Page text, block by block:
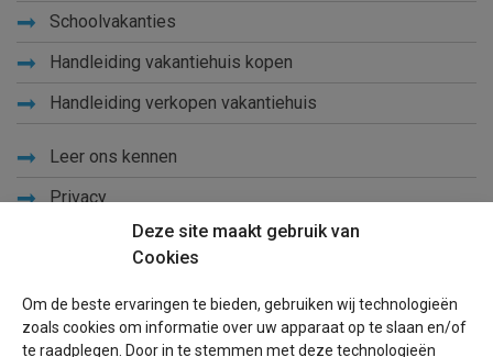
Deze site maakt gebruik van
Cookies
Om de beste ervaringen te bieden, gebruiken wij technologieën
zoals cookies om informatie over uw apparaat op te slaan en/of
te raadplegen. Door in te stemmen met deze technologieën
Schoolvakanties
Handleiding vakantiehuis kopen
Handleiding verkopen vakantiehuis
Leer ons kennen
Privacy
Blog